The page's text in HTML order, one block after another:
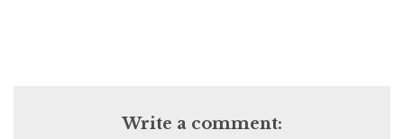
Write a comment: